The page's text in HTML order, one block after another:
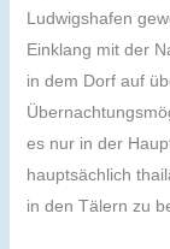
Ludwigshafen
Einklang mit der
in dem Dorf auf
es nur in der
hauptsächlich
in den Tälern zu